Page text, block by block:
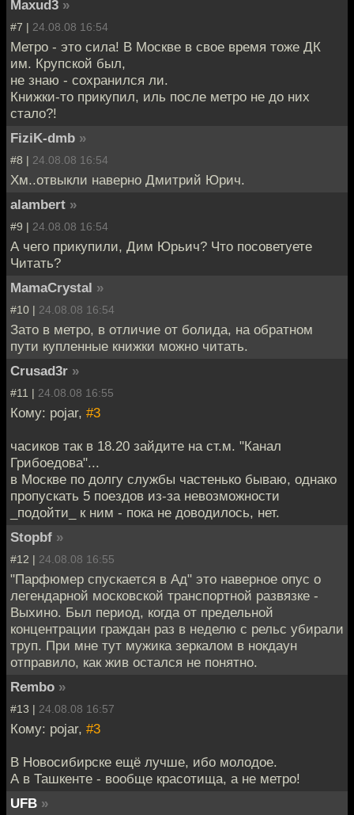
Maxud3 »
#7 | 24.08.08 16:54
Метро - это сила! В Москве в свое время тоже ДК
им. Крупской был,
не знаю - сохранился ли.
Книжки-то прикупил, иль после метро не до них
стало?!
FiziK-dmb »
#8 | 24.08.08 16:54
Хм..отвыкли наверно Дмитрий Юрич.
alambert »
#9 | 24.08.08 16:54
А чего прикупили, Дим Юрьич? Что посоветуете
Читать?
MamaCrystal »
#10 | 24.08.08 16:54
Зато в метро, в отличие от болида, на обратном
пути купленные книжки можно читать.
Crusad3r »
#11 | 24.08.08 16:55
Кому: pojar, #3
часиков так в 18.20 зайдите на ст.м. "Канал
Грибоедова"...
в Москве по долгу службы частенько бываю, однако
пропускать 5 поездов из-за невозможности
_подойти_ к ним - пока не доводилось, нет.
Stopbf »
#12 | 24.08.08 16:55
"Парфюмер спускается в Ад" это наверное опус о
легендарной московской транспортной развязке -
Выхино. Был период, когда от предельной
концентрации граждан раз в неделю с рельс убирали
труп. При мне тут мужика зеркалом в нокдаун
отправило, как жив остался не понятно.
Rembo »
#13 | 24.08.08 16:57
Кому: pojar, #3
В Новосибирске ещё лучше, ибо молодое.
А в Ташкенте - вообще красотища, а не метро!
UFB »